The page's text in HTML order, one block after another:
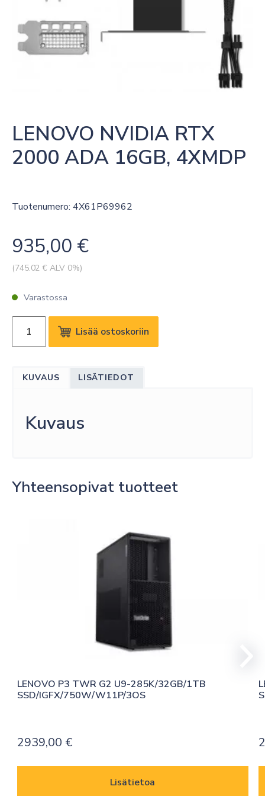
LENOVO NVIDIA RTX
2000 ADA 16GB, 4XMDP
Tuotenumero: 4X61P69962
935,00 €
(745.02 € ALV 0%)
Varastossa
NVIDIA
4XMDP
määrä
Lisää ostoskoriin
KUVAUS LISÄTIEDOT
Kuvaus
Yhteensopivat tuotteet
LENOVO P3 TWR G2 U9-285K/32GB/1TB
SSD/IGFX/750W/W11P/3OS
2939,00 €
Lisätietoa